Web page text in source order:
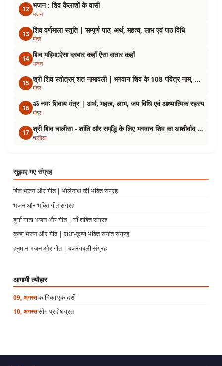
12 भजन : शिव कैलाशों के वासी
भजन
13 शिव वर्णमाला स्तुति | सम्पूर्ण पाठ, अर्थ, महत्व, लाभ एवं पाठ विधि
मंत्र
14 शिव महिमा:ऐसा दरबार कहाँ ऐसा दातार कहाँ
भजन
15 श्री शिव स्तोत्रम् शत नामावली | भगवान शिव के 108 पवित्र नाम, अर्थ, महत्व एवं पाठ विधि
मंत्र
16 ॐ नमः शिवाय मंत्र | अर्थ, महत्व, लाभ, जप विधि एवं आध्यात्मिक रहस्य
मंत्र
17 श्री शिव चालीसा - शांति और समृद्धि के लिए भगवान शिव का आशीर्वाद प्राप्त करें
चालीसा
सुझाए गए संग्रह
शिव भजन और गीत | भोलेनाथ की भक्ति संग्रह
भजन और भक्ति गीत संग्रह
दुर्गा माता भजन और गीत | माँ शक्ति संग्रह
कृष्ण भजन और गीत | राधा-कृष्ण भक्ति संगीत संग्रह
हनुमान भजन और गीत | बजरंगबली संग्रह
आगामी त्यौहार
09, अगस्तकामिका एकादशी
10, अगस्तसोम प्रदोष व्रत